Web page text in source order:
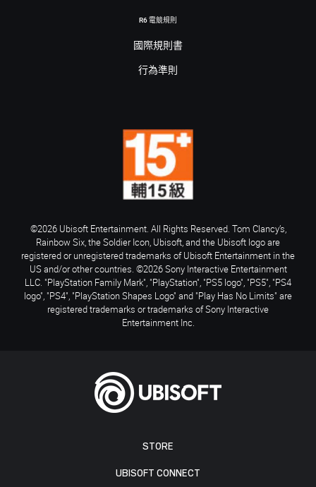
STORE
UBISOFT CONNECT
R6 電競規則
國際規則書
行為準則
©2026 Ubisoft Entertainment. All Rights Reserved. Tom Clancy’s,
Rainbow Six, the Soldier Icon, Ubisoft, and the Ubisoft logo are
registered or unregistered trademarks of Ubisoft Entertainment in the
US and/or other countries. ©2026 Sony Interactive Entertainment
LLC. "PlayStation Family Mark", "PlayStation", "PS5 logo", "PS5", "PS4
logo", "PS4", "PlayStation Shapes Logo" and "Play Has No Limits" are
registered trademarks or trademarks of Sony Interactive
Entertainment Inc.